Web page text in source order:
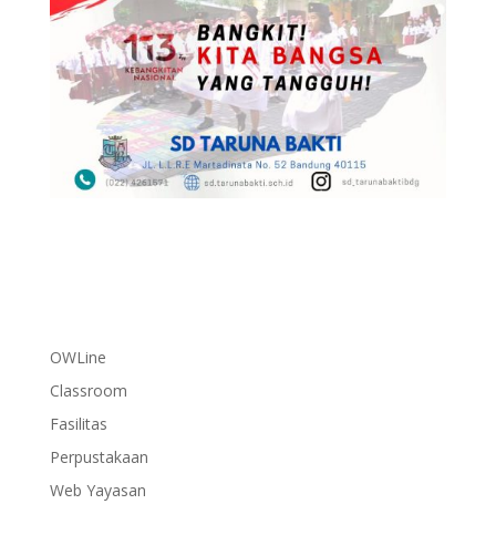
OWLine
Classroom
Fasilitas
Perpustakaan
Web Yayasan